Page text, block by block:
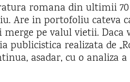
romana din ultimii 70
Are in portofoliu cateva
pe valul vietii. Daca
publicistica realizata de
asadar, cu o analiza